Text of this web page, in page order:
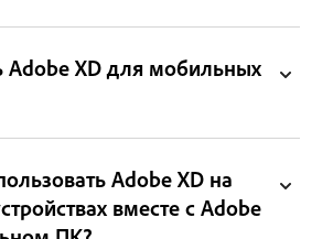
Adobe XD для мобильных
Adobe XD на
вместе с Adobe